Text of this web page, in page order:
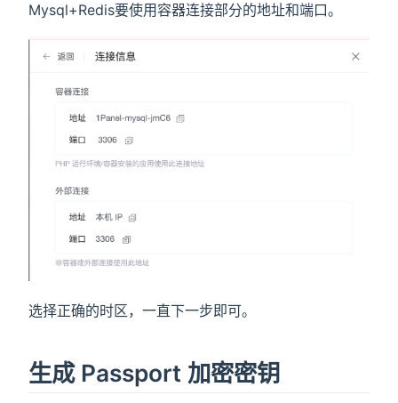
Mysql+Redis要使用容器连接部分的地址和端口。
选择正确的时区，一直下一步即可。
生成 Passport 加密密钥